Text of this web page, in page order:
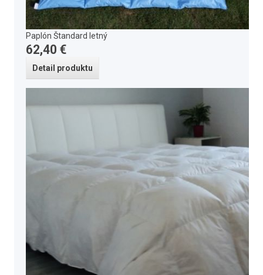
Paplón Štandard letný
62,40 €
Detail produktu